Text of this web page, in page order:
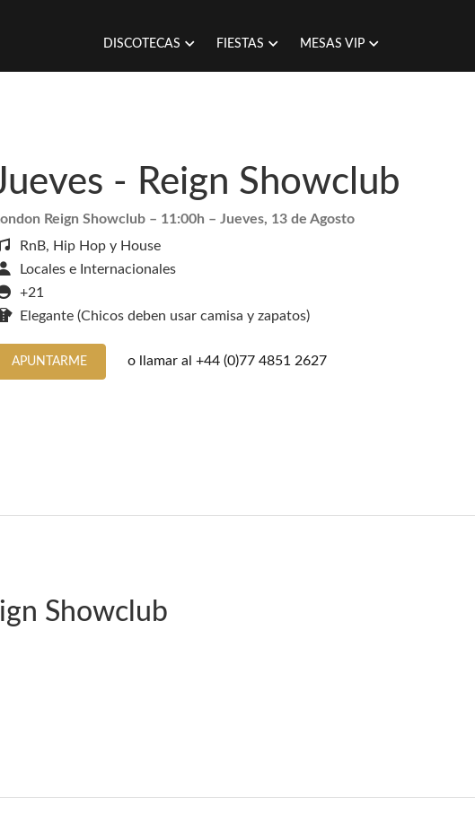
DISCOTECAS FIESTAS MESAS VIP
- Reign Showclub
Reign Showclub – 11:00h – Jueves, 13 de Agosto
RnB, Hip Hop y House
Locales e Internacionales
+21
Elegante (Chicos deben usar camisa y zapatos)
APUNTARME o llamar al +44 (0)77 4851 2627
Showclub